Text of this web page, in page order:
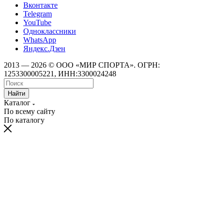
Вконтакте
Telegram
YouTube
Одноклассники
WhatsApp
Яндекс.Дзен
2013 — 2026 © ООО «МИР СПОРТА». ОГРН:
1253300005221, ИНН:3300024248
Найти
Каталог
По всему сайту
По каталогу